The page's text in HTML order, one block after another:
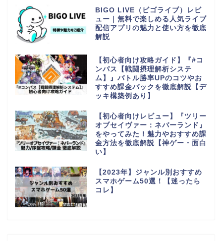
BIGO LIVE（ビゴライブ）レビ
ュー｜無料で楽しめる人気ライブ
配信アプリの魅力と使い方を徹底
解説
【初心者向け攻略ガイド】『#コ
ンパス【戦闘摂理解析システ
ム】』バトル勝率UPのコツやお
すすめ課金パックを徹底解説【デ
ッキ構築例あり】
【初心者向けレビュー】『ツリー
オブセイヴァー：ネバーランド』
をやってみた！魅力やおすすめ課
金方法を徹底解説【神ゲー・面白
い】
【2023年】ジャンル別おすすめ
スマホゲーム50選！【迷ったら
コレ】